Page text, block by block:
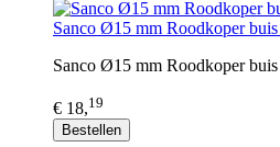
Sanco Ø15 mm Roodkoper buis
Sanco Ø15 mm Roodkoper buis
€ 18,19
Bestellen